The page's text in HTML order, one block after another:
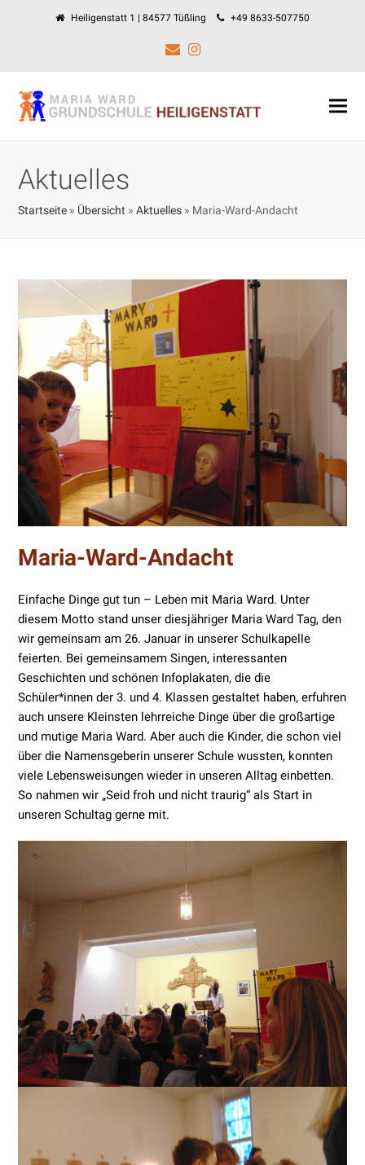
Heiligenstatt 1 | 84577 Tüßling +49 8633-507750
E-
Mail
Instagram
Aktuelles
Startseite » Übersicht »Aktuelles » Maria-Ward-Andacht
Maria-Ward-Andacht
Einfache Dinge gut tun – Leben mit Maria Ward. Unter
diesem Motto stand unser diesjähriger Maria Ward Tag, den
wir gemeinsam am 26. Januar in unserer Schulkapelle
feierten. Bei gemeinsamem Singen, interessanten
Geschichten und schönen Infoplakaten, die die
Schüler*innen der 3. und 4. Klassen gestaltet haben, erfuhren
auch unsere Kleinsten lehrreiche Dinge über die großartige
und mutige Maria Ward. Aber auch die Kinder, die schon viel
über die Namensgeberin unserer Schule wussten, konnten
viele Lebensweisungen wieder in unseren Alltag einbetten.
So nahmen wir „Seid froh und nicht traurig“ als Start in
unseren Schultag gerne mit.